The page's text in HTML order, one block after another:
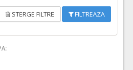
STERGE FILTRE FILTREAZA